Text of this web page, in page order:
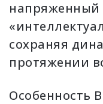
напряженный
сохраняя
протяжении
Особенность